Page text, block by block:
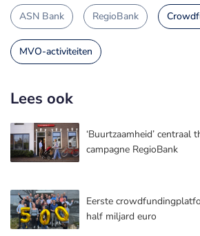
ASN Bank RegioBank
MVO-activiteiten
Lees ook
‘Buurtzaamheid’ centraal
campagne RegioBank
Eerste
half miljard euro